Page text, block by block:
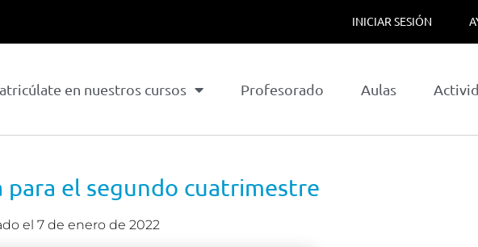
INICIAR SESIÓN
en nuestros cursos Profesorado Aulas
el segundo cuatrimestre
el 7 de enero de 2022